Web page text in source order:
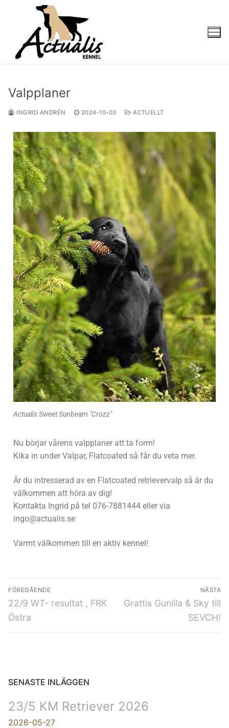
Valpplaner
INGRID ANDRÉN 2024-10-03 ACTUELLT
Actualis Sweet Sunbeam "Crozz"
Nu börjar vårens valpplaner att ta form!
Kika in under Valpar, Flatcoated så får du veta mer.
Är du intresserad av en Flatcoated retrievervalp så är du
välkommen att höra av dig!
Kontakta Ingrid på tel 076-7881444 eller via
ingo@actualis.se
Varmt välkommen till en aktiv kennel!
FÖREGÅENDE
22/9 WT- resultat , FRK
Östra
NÄSTA
Grattis Gunilla & Sky till
SEVCH!
SENASTE INLÄGGEN
23/5 KM Retriever 2026
2026-05-27